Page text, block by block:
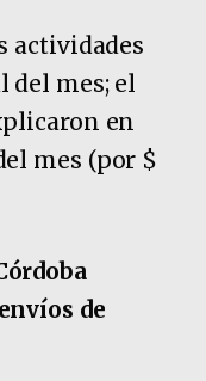
actividades
del mes; el
en
mes (por $
de